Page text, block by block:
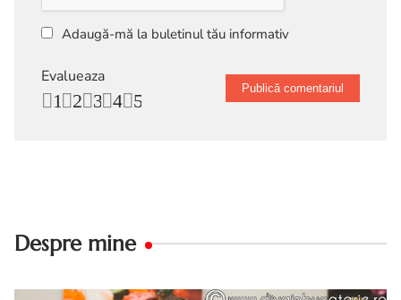
Adaugă-mă la buletinul tău informativ
Evalueaza
5
4
3
2
1
Despre mine